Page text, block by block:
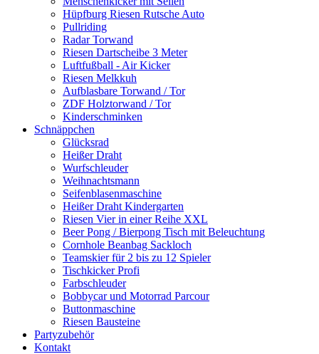
Hüpfburg Riesen Rutsche Auto
Pullriding
Radar Torwand
Riesen Dartscheibe 3 Meter
Luftfußball - Air Kicker
Riesen Melkkuh
Aufblasbare Torwand / Tor
ZDF Holztorwand / Tor
Kinderschminken
Schnäppchen
Glücksrad
Heißer Draht
Wurfschleuder
Weihnachtsmann
Seifenblasenmaschine
Heißer Draht Kindergarten
Riesen Vier in einer Reihe XXL
Beer Pong / Bierpong Tisch mit Beleuchtung
Cornhole Beanbag Sackloch
Teamskier für 2 bis zu 12 Spieler
Tischkicker Profi
Farbschleuder
Bobbycar und Motorrad Parcour
Buttonmaschine
Riesen Bausteine
Partyzubehör
Kontakt